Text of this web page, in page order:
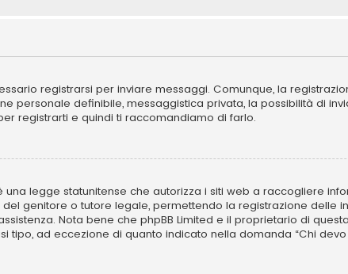
registrarsi per inviare messaggi. Comunque, la
personale definibile, messaggistica privata, la possibilità di
registrarti e quindi ti raccomandiamo di farlo.
una legge statunitense che autorizza i siti web a raccogliere
genitore o tutore legale, permettendo la registrazione delle
Nota bene che phpBB Limited e il proprietario di
tipo, ad eccezione di quanto indicato nella domanda “Chi